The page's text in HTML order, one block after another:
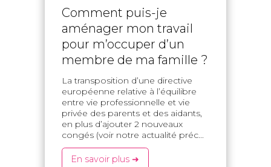
Comment puis-je
aménager mon travail
pour m’occuper d’un
membre de ma famille ?
La transposition d’une directive
européenne relative à l’équilibre
entre vie professionnelle et vie
privée des parents et des aidants,
en plus d’ajouter 2 nouveaux
congés (voir notre actualité préc...
En savoir plus ➜